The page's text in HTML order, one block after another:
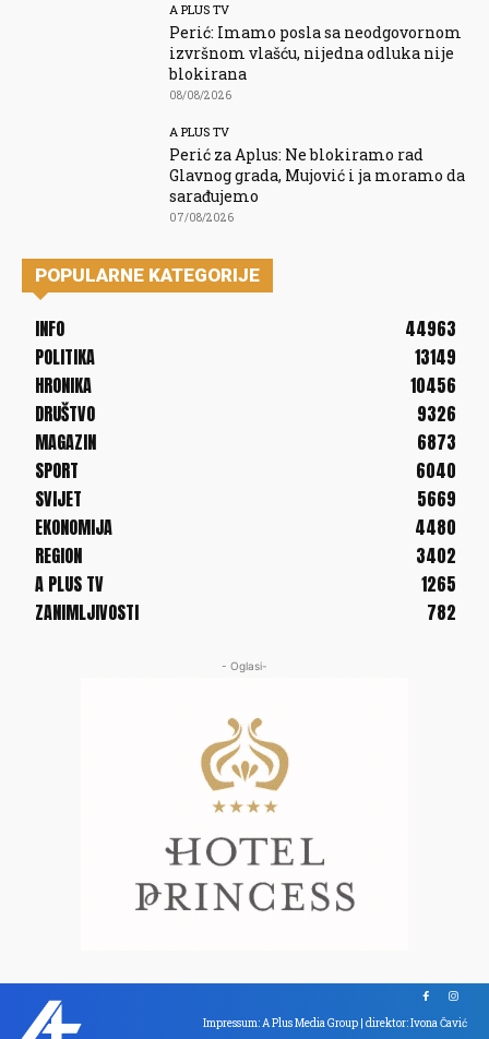
A PLUS TV
Perić: Imamo posla sa neodgovornom
izvršnom vlašću, nijedna odluka nije
blokirana
08/08/2026
A PLUS TV
Perić za Aplus: Ne blokiramo rad
Glavnog grada, Mujović i ja moramo da
sarađujemo
07/08/2026
POPULARNE KATEGORIJE
INFO
44963
POLITIKA
13149
HRONIKA
10456
DRUŠTVO
9326
MAGAZIN
6873
SPORT
6040
SVIJET
5669
EKONOMIJA
4480
REGION
3402
A PLUS TV
1265
ZANIMLJIVOSTI
782
- Oglasi-
Impressum: A Plus Media Group | direktor: Ivona Čavić